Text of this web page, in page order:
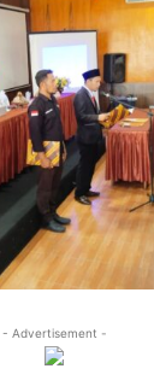
- Advertisement -